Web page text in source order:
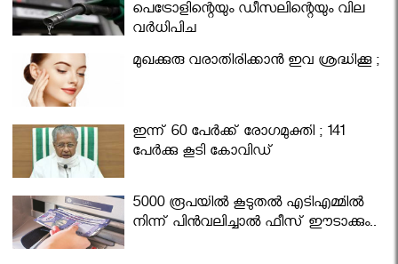
പെട്രോളിന്റെയും ഡീസലിന്റെയും വില
വര്‍ധിപ്പിച്ചു
മുഖക്കുരു വരാതിരിക്കാന്‍ ഇവ ശ്രദ്ധിക്കൂ ;
ഇന്ന് 60 പേർക്ക് രോഗമുക്തി ; 141
പേര്‍ക്കു കൂടി കോവിഡ്
5000 രൂപയിൽ കൂടുതൽ എടിഎമ്മിൽ
നിന്ന് പിൻവലിച്ചാൽ ഫീസ് ഈടാക്കും..